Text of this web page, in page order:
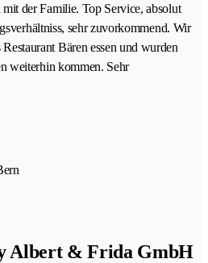
der Familie. Top Service, absolut
sehr zuvorkommend. Wir
Bären essen und wurden
weiterhin kommen. Sehr
Albert & Frida GmbH